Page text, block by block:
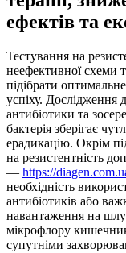
ефектів та
Тестування на
неефективної схеми
підібрати
успіху. Дослідження
антибіотики та
бактерія зберігає
ерадикацію. Окрім
на резистентність
— https://
необхідність
антибіотиків або
навантаження на
мікрофлору
супутніми